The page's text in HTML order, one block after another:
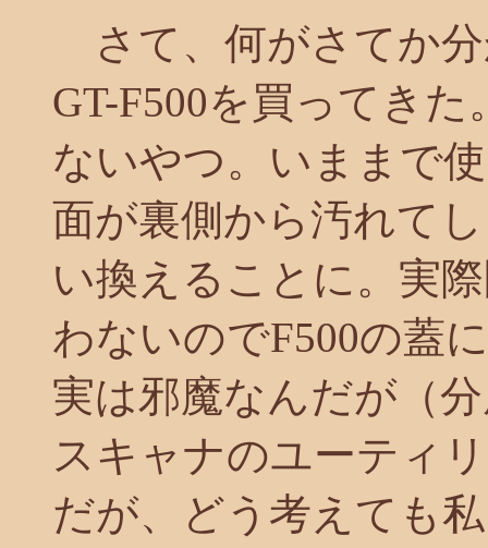
さて、何がさてか分
GT-F500を買ってき
ないやつ。いままで
面が裏側から汚れて
い換えることに。実
わないのでF500の蓋
実は邪魔なんだが（
スキャナのユーティ
だが、どう考えても